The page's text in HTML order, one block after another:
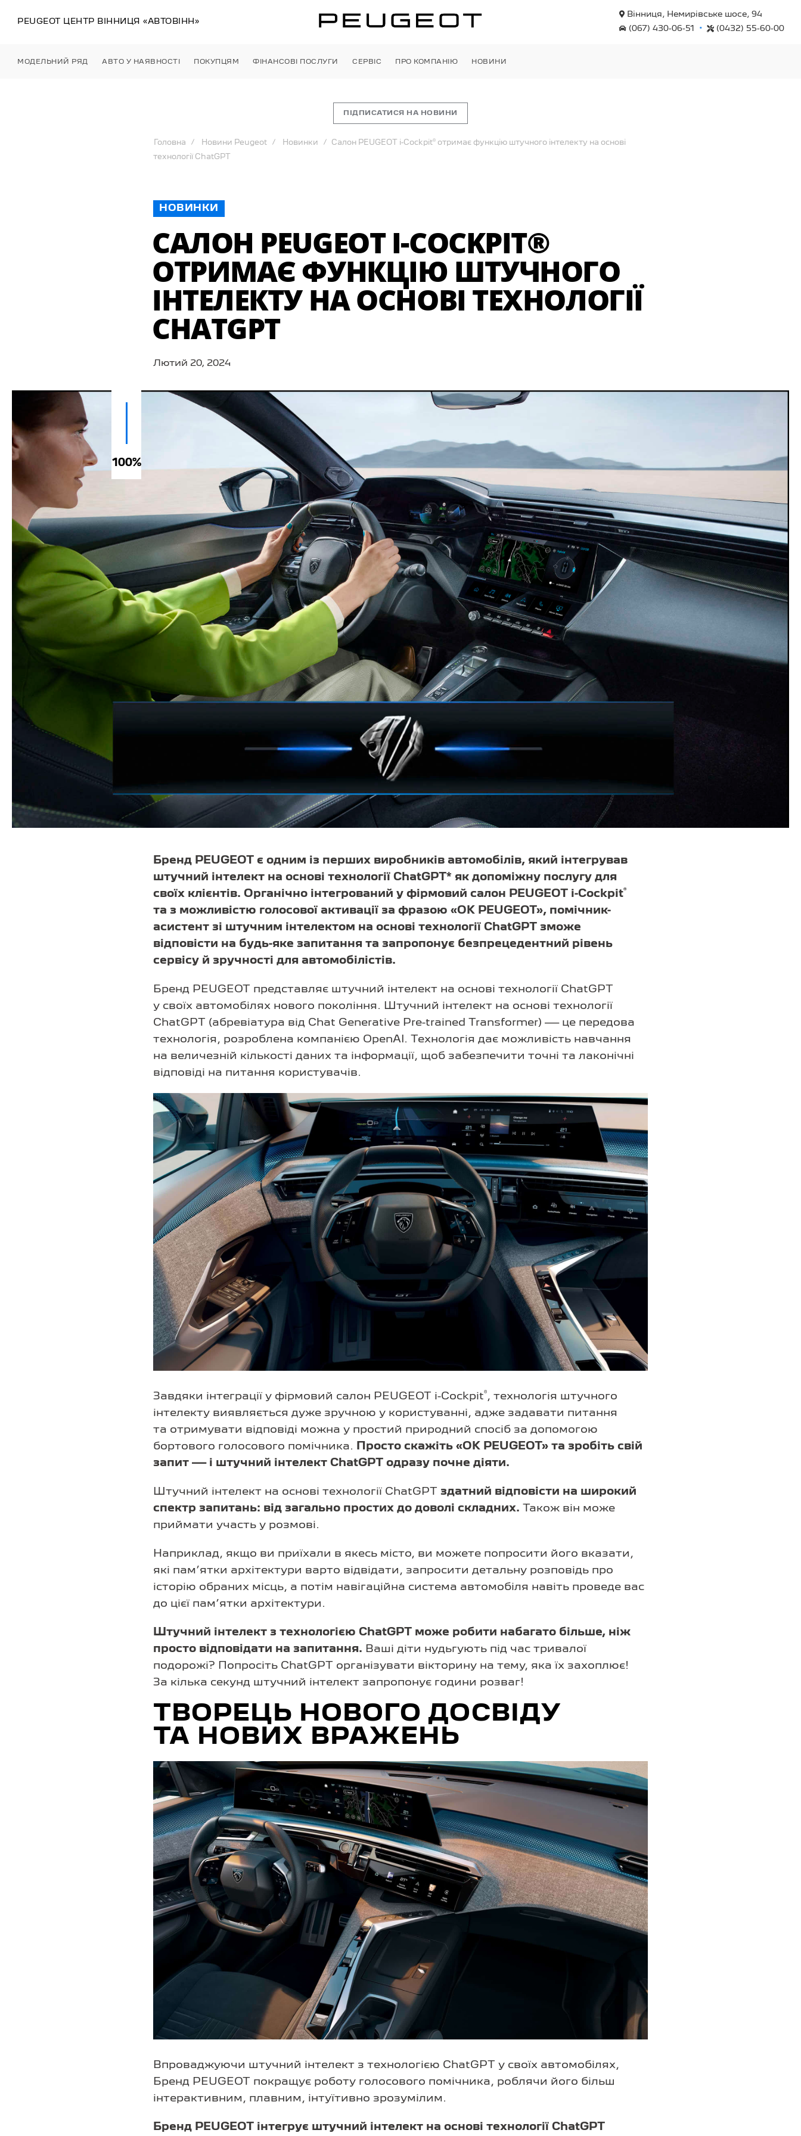
PEUGEOT ЦЕНТР ВІННИЦЯ «АВТОВІНН»
Вінниця, Немирівське шосе, 94
(067) 430-06-51
• (0432) 55-60-00
МОДЕЛЬНИЙ РЯД АВТО У НАЯВНОСТІ ПОКУПЦЯМ ФІНАНСОВІ ПОСЛУГИ СЕРВІС ПРО КОМПАНІЮ НОВИНИ
ПІДПИСАТИСЯ НА НОВИНИ
Головна Новини Peugeot Новинки Салон PEUGEOT i-Cockpit® отримає функцію штучного інтелекту на основі
технології ChatGPT
НОВИНКИ
САЛОН PEUGEOT I-COCKPIT®
ОТРИМАЄ ФУНКЦІЮ ШТУЧНОГО
ІНТЕЛЕКТУ НА ОСНОВІ ТЕХНОЛОГІЇ
CHATGPT
Лютий 20, 2024
100%
Бренд PEUGEOT є одним із перших виробників автомобілів, який інтегрував
штучний інтелект на основі технології ChatGPT* як допоміжну послугу для
своїх клієнтів. Органічно інтегрований у фірмовий салон PEUGEOT i-Cockpit®
та з можливістю голосової активації за фразою «OK PEUGEOT», помічник-
асистент зі штучним інтелектом на основі технології ChatGPT зможе
відповісти на будь-яке запитання та запропонує безпрецедентний рівень
сервісу й зручності для автомобілістів.
Бренд PEUGEOT представляє штучний інтелект на основі технології ChatGPT
у своїх автомобілях нового покоління. Штучний інтелект на основі технології
ChatGPT (абревіатура від Chat Generative Pre-trained Transformer) — це передова
технологія, розроблена компанією OpenAI. Технологія дає можливість навчання
на величезній кількості даних та інформації, щоб забезпечити точні та лаконічні
відповіді на питання користувачів.
Завдяки інтеграції у фірмовий салон PEUGEOT i-Cockpit®, технологія штучного
інтелекту виявляється дуже зручною у користуванні, адже задавати питання
та отримувати відповіді можна у простий природний спосіб за допомогою
бортового голосового помічника.
Просто скажіть «OK PEUGEOT» та зробіть свій
запит — і штучний інтелект ChatGPT одразу почне діяти.
Штучний інтелект на основі технології ChatGPT здатний відповісти на широкий
спектр запитань: від загально простих до доволі складних. Також він може
приймати участь у розмові.
Наприклад, якщо ви приїхали в якесь місто, ви можете попросити його вказати,
які пам’ятки архітектури варто відвідати, запросити детальну розповідь про
історію обраних місць, а потім навігаційна система автомобіля навіть проведе вас
до цієї пам’ятки архітектури.
Штучний інтелект з технологією ChatGPT може робити набагато більше, ніж
просто відповідати на запитання. Ваші діти нудьгують під час тривалої
подорожі? Попросіть ChatGPT організувати вікторину на тему, яка їх захоплює!
За кілька секунд штучний інтелект запропонує години розваг!
ТВОРЕЦЬ НОВОГО ДОСВІДУ
ТА НОВИХ ВРАЖЕНЬ
Впроваджуючи штучний інтелект з технологією ChatGPT у своїх автомобілях,
Бренд PEUGEOT покращує роботу голосового помічника, роблячи його більш
інтерактивним, плавним, інтуїтивно зрозумілим.
Бренд PEUGEOT інтегрує штучний інтелект на основі технології ChatGPT